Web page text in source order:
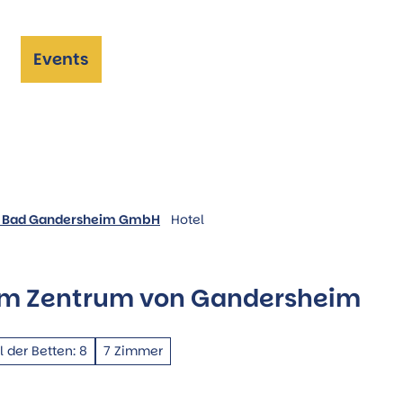
Events
Gandersheim GmbH Hotel
Zentrum von Gandersheim
der Betten: 8 7 Zimmer